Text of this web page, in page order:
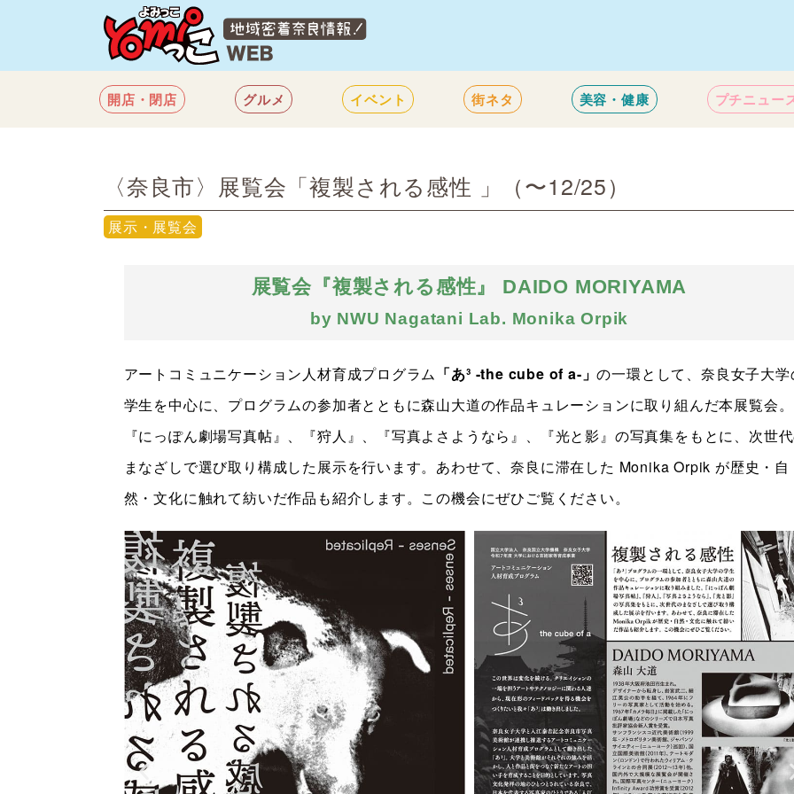
開店・閉店 グルメ イベント 街ネタ 美容・健康 プチニュー
〈奈良市〉展覧会「複製される感性 」（〜12/25）
展示・展覧会
展覧会『複製される感性』 DAIDO MORIYAMA
by NWU Nagatani Lab. Monika Orpik
アートコミュニケーション人材育成プログラム 「あ³ -the cube of a-」の一環として、奈良女子大学
学生を中心に、プログラムの参加者とともに森山大道の作品キュレーションに取り組んだ本展覧会。
『にっぽん劇場写真帖』、『狩人』、『写真よさようなら』、『光と影』の写真集をもとに、次世
まなざしで選び取り構成した展示を行います。あわせて、奈良に滞在した Monika Orpik が歴史・自
然・文化に触れて紡いだ作品も紹介します。この機会にぜひご覧ください。